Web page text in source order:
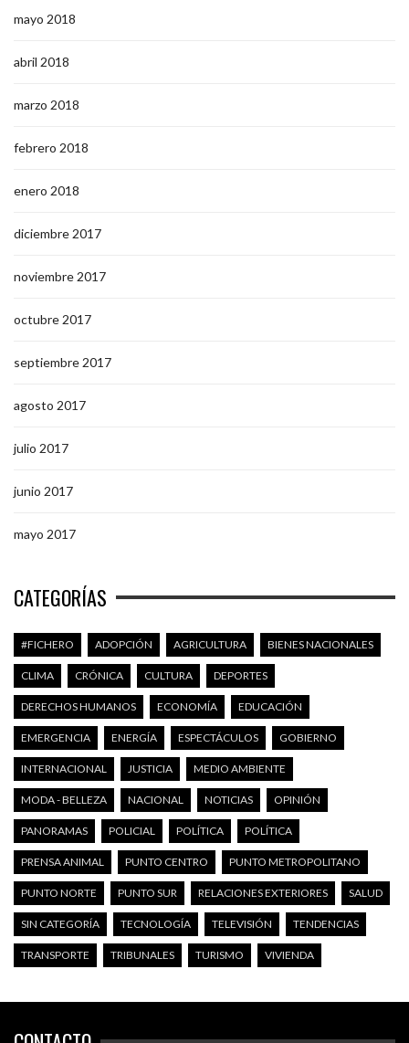
mayo 2018
abril 2018
marzo 2018
febrero 2018
enero 2018
diciembre 2017
noviembre 2017
octubre 2017
septiembre 2017
agosto 2017
julio 2017
junio 2017
mayo 2017
CATEGORÍAS
#FICHERO ADOPCIÓN AGRICULTURA BIENES NACIONALES
CLIMA CRÓNICA CULTURA DEPORTES
DERECHOS HUMANOS ECONOMÍA EDUCACIÓN
EMERGENCIA ENERGÍA ESPECTÁCULOS GOBIERNO
INTERNACIONAL JUSTICIA MEDIO AMBIENTE
MODA - BELLEZA NACIONAL NOTICIAS OPINIÓN
PANORAMAS POLICIAL POLÍTICA POLÍTICA
PRENSA ANIMAL PUNTO CENTRO PUNTO METROPOLITANO
PUNTO NORTE PUNTO SUR RELACIONES EXTERIORES SALUD
SIN CATEGORÍA TECNOLOGÍA TELEVISIÓN TENDENCIAS
TRANSPORTE TRIBUNALES TURISMO VIVIENDA